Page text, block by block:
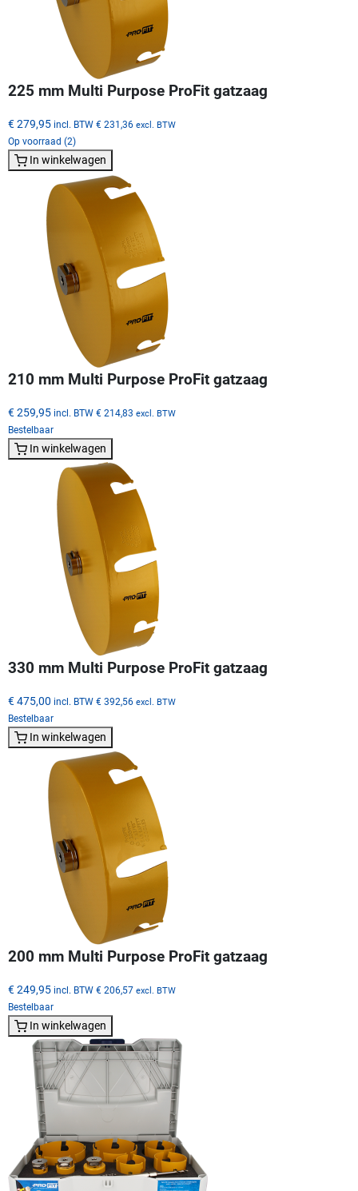
225 mm Multi Purpose ProFit gatzaag
€ 279,95 incl. BTW € 231,36 excl. BTW
Op voorraad (2)
In winkelwagen
210 mm Multi Purpose ProFit gatzaag
€ 259,95 incl. BTW € 214,83 excl. BTW
Bestelbaar
In winkelwagen
330 mm Multi Purpose ProFit gatzaag
€ 475,00 incl. BTW € 392,56 excl. BTW
Bestelbaar
In winkelwagen
200 mm Multi Purpose ProFit gatzaag
€ 249,95 incl. BTW € 206,57 excl. BTW
Bestelbaar
In winkelwagen